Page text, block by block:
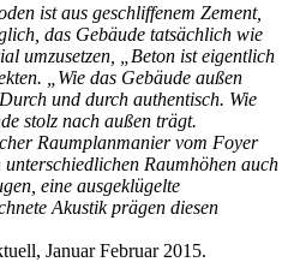
ist aus geschliffenem Zement,
das Gebäude tatsächlich wie
umzusetzen, „Beton ist eigentlich
„Wie das Gebäude außen
und durch authentisch. Wie
stolz nach außen trägt.
Raumplanmanier vom Foyer
unterschiedlichen Raumhöhen auch
eine ausgeklügelte
Akustik prägen diesen
Januar Februar 2015.